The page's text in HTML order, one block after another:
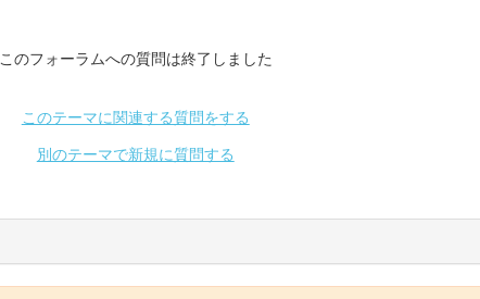
このフォーラムへの質問は終了しました
このテーマに関連する質問をする
別のテーマで新規に質問する